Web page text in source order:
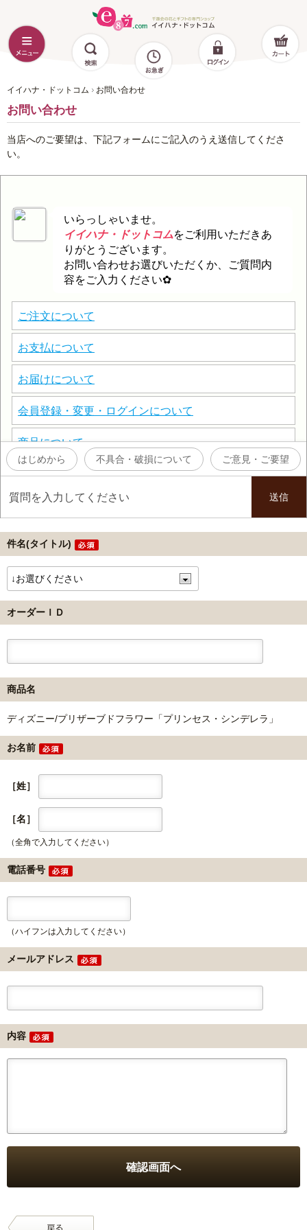
イイハナ・ドットコム お問い合わせ
お問い合わせ
当店へのご要望は、下記フォームにご記入のうえ送信してくださ
い。
件名(タイトル)
オーダーＩＤ
商品名
ディズニー/プリザーブドフラワー「プリンセス・シンデレラ」
お名前
［姓］
［名］
（全角で入力してください）
電話番号
（ハイフンは入力してください）
メールアドレス
内容